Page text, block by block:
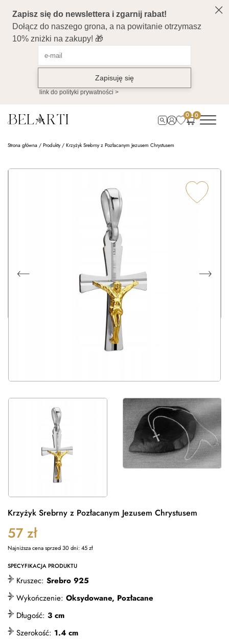
0 0
Strona główna / Produkty/ Krzyżyk Srebrny z Pozłacanym Jezusem Chrystusem
Krzyżyk Srebrny z Pozłacanym Jezusem Chrystusem
57 zł
Najniższa cena sprzed 30 dni:45zł
SPECYFIKACJA PRODUKTU
Kruszec: Srebro 925
Wykończenie: Oksydowane, Pozłacane
Długość: 3 cm
Szerokość: 1.4 cm